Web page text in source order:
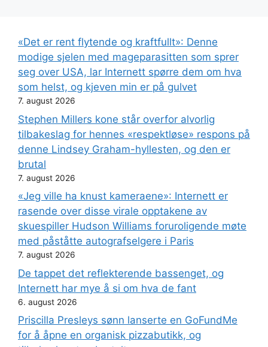
«Det er rent flytende og kraftfullt»: Denne
modige sjelen med mageparasitten som sprer
seg over USA, lar Internett spørre dem om hva
som helst, og kjeven min er på gulvet
7. august 2026
Stephen Millers kone står overfor alvorlig
tilbakeslag for hennes «respektløse» respons på
denne Lindsey Graham-hyllesten, og den er
brutal
7. august 2026
«Jeg ville ha knust kameraene»: Internett er
rasende over disse virale opptakene av
skuespiller Hudson Williams foruroligende møte
med påståtte autografselgere i Paris
7. august 2026
De tappet det reflekterende bassenget, og
Internett har mye å si om hva de fant
6. august 2026
Priscilla Presleys sønn lanserte en GoFundMe
for å åpne en organisk pizzabutikk, og